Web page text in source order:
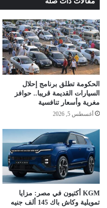
الحكومة تطلق برنامج إحلال
السيارات القديمة قريبا.. حوافز
مغرية وأسعار تنافسية
أغسطس 5, 2026
KGM أكتيون في مصر: مزايا
تمويلية وكاش باك 145 ألف جنيه